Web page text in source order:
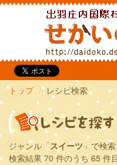
だいどこ
トップ レシピ検索
ジャンル「スイーツ」で検索
検索結果 70 件のうち 65 件